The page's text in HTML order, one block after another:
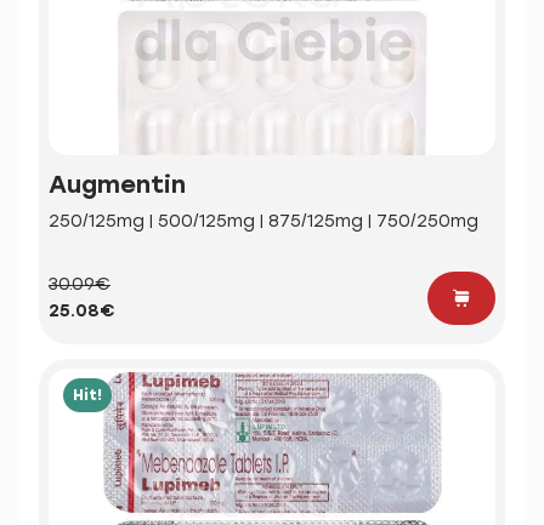
Augmentin
250/125mg | 500/125mg | 875/125mg | 750/250mg
30.09€
25.08€
Hit!